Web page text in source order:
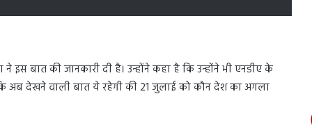
बात की जानकारी दी है। उन्होंने कहा है कि उन्होंने भी एनडीए के
अब देखने वाली बात ये रहेगी की 21 जुलाई को कौन देश का अगला